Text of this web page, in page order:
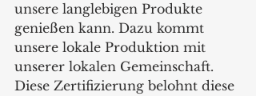
unsere langlebigen Produkte
genießen kann. Dazu kommt
unsere lokale Produktion mit
unserer lokalen Gemeinschaft.
Diese Zertifizierung belohnt diese